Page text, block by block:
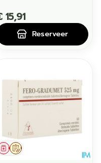
15,91
Reserveer
Op voorschrift
Geneesmiddel